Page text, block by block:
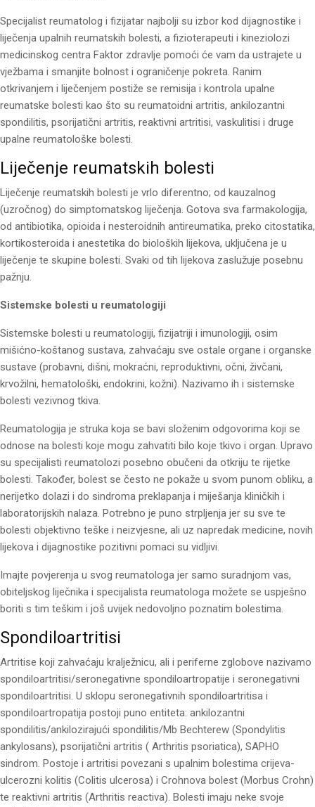
Specijalist reumatolog i fizijatar najbolji su izbor kod dijagnostike i
liječenja upalnih reumatskih bolesti, a fizioterapeuti i kineziolozi
medicinskog centra Faktor zdravlje pomoći će vam da ustrajete u
vježbama i smanjite bolnost i ograničenje pokreta. Ranim
otkrivanjem i liječenjem postiže se remisija i kontrola upalne
reumatske bolesti kao što su reumatoidni artritis, ankilozantni
spondilitis, psorijatični artritis, reaktivni artritisi, vaskulitisi i druge
upalne reumatološke bolesti.
Liječenje reumatskih bolesti
Liječenje reumatskih bolesti je vrlo diferentno; od kauzalnog
(uzročnog) do simptomatskog liječenja. Gotova sva farmakologija,
od antibiotika, opioida i nesteroidnih antireumatika, preko citostatika,
kortikosteroida i anestetika do bioloških lijekova, uključena je u
liječenje te skupine bolesti. Svaki od tih lijekova zaslužuje posebnu
pažnju.
Sistemske bolesti u reumatologiji
Sistemske bolesti u reumatologiji, fizijatriji i imunologiji, osim
mišićno-koštanog sustava, zahvaćaju sve ostale organe i organske
sustave (probavni, dišni, mokraćni, reproduktivni, očni, živčani,
krvožilni, hematološki, endokrini, kožni). Nazivamo ih i sistemske
bolesti vezivnog tkiva.
Reumatologija je struka koja se bavi složenim odgovorima koji se
odnose na bolesti koje mogu zahvatiti bilo koje tkivo i organ. Upravo
su specijalisti reumatolozi posebno obučeni da otkriju te rijetke
bolesti. Također, bolest se često ne pokaže u svom punom obliku, a
nerijetko dolazi i do sindroma preklapanja i miješanja kliničkih i
laboratorijskih nalaza. Potrebno je puno strpljenja jer su sve te
bolesti objektivno teške i neizvjesne, ali uz napredak medicine, novih
lijekova i dijagnostike pozitivni pomaci su vidljivi.
Imajte povjerenja u svog reumatologa jer samo suradnjom vas,
obiteljskog liječnika i specijalista reumatologa možete se uspješno
boriti s tim teškim i još uvijek nedovoljno poznatim bolestima.
Spondiloartritisi
Artritise koji zahvaćaju kralježnicu, ali i periferne zglobove nazivamo
spondiloartritisi/seronegativne spondiloartropatije i seronegativni
spondiloartritisi. U sklopu seronegativnih spondiloartritisa i
spondiloartropatija postoji puno entiteta: ankilozantni
spondilitis/ankilozirajući spondilitis/Mb Bechterew (Spondylitis
ankylosans), psorijatični artritis ( Arthritis psoriatica), SAPHO
sindrom. Postoje i artritisi povezani s upalnim bolestima crijeva-
ulcerozni kolitis (Colitis ulcerosa) i Crohnova bolest (Morbus Crohn)
te reaktivni artritis (Arthritis reactiva). Bolesti imaju neke svoje